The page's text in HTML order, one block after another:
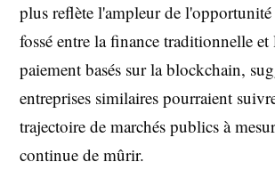
plus reflète l'ampleur de
fossé entre la finance traditionnelle et
paiement basés sur la blockchain,
entreprises similaires pourraient
trajectoire de marchés publics à
continue de mûrir.